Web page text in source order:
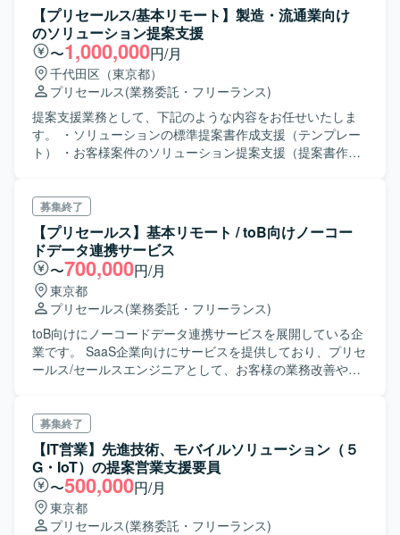
【プリセールス/基本リモート】製造・流通業向け
のソリューション提案支援
〜1,000,000円/月
千代田区（東京都）
プリセールス(業務委託・フリーランス)
提案支援業務として、下記のような内容をお任せいたしま
す。 ・ソリューションの標準提案書作成支援（テンプレー
ト） ・お客様案件のソリューション提案支援（提案書作成
から入っていただき、実際の提案や 導入・構築にもプロジ
ェクトマネジメントの観点で入っていただく可能性もあり
ます。 ※ソリューション内容 デバイス導入、PC-LCM
サイバーリスクマネジメント、エンドポイントマネジメン
ト ゼロトラスト＆クラウドセキュリティ
募集終了
【プリセールス】基本リモート / toB向けノーコー
ドデータ連携サービス
〜700,000円/月
東京都
プリセールス(業務委託・フリーランス)
toB向けにノーコードデータ連携サービスを展開している企
業です。 SaaS企業向けにサービスを提供しており、プリセ
ールス/セールスエンジニアとして、お客様の業務改善やご
ら、お客様とやり取りしていただきます。
募集終了
【IT営業】先進技術、モバイルソリューション（５
G・IoT）の提案営業支援要員
〜500,000円/月
東京都
プリセールス(業務委託・フリーランス)